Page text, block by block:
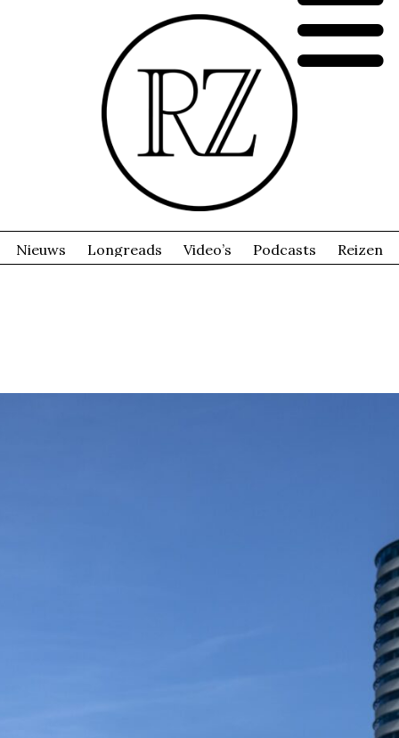
Nieuws Longreads Video’s Podcasts Reizen